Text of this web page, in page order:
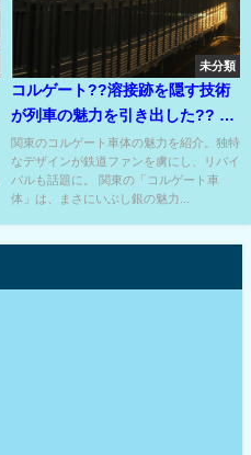
未分類
コルゲート??溶接跡を隠す技術
が列車の魅力を引き出した?? 関
東コルゲート車スペシャル??
関東のコルゲート車体の魅力を紹介。独特
なデザインが鉄道ファンを虜にし、リバイ
バルも話題に。 関東の「コルゲート車
体」は、まさにいぶし銀の魅力...